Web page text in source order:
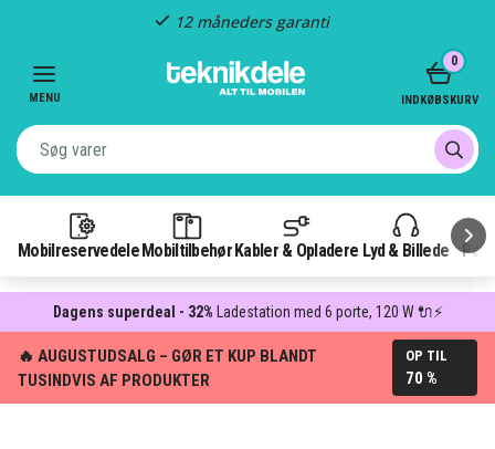
Hurtig levering
MENU
Mobilreservedele Mobiltilbehør Kabler & Opladere Lyd & Billede
0
INDKØBSKURV
Dagens superdeal - 32% Ladestation med 6 porte, 120 W 🔌⚡
🔥 AUGUSTUDSALG – GØR ET KUP BLANDT
TUSINDVIS AF PRODUKTER
OP TIL
70 %